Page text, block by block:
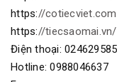
https://
https://tiecsaomai.vn/
Điện thoại:
Hotline: 0988046637